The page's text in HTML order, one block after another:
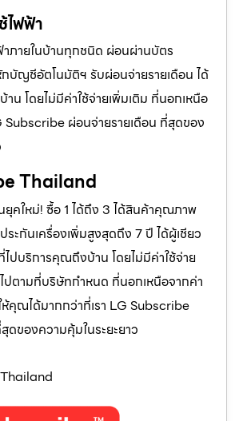
ไฟฟ้า
าภายในบ้านทุกชนิด ผ่อนผ่านบัตร
บัญชีอัตโนมัติฯ รับผ่อนจ่ายรายเดือน ได้
น โดยไม่มีค่าใช้จ่ายเพิ่มเติม ที่นอกเหนือ
Subscribe ผ่อนจ่ายรายเดือน ที่สุดของ
Thailand
ยุคใหม่! ซื้อ 1 ได้ถึง 3 ได้สินค้าคุณภาพ
ระกันเครื่องเพิ่มสูงสุดถึง 7 ปี ได้ผู้เชียว
ปบริการคุณถึงบ้าน โดยไม่มีค่าใช้จ่าย
ไปตามที่บริษัทกำหนด ที่นอกเหนือจากค่า
ห้คุณได้มากกว่าที่เรา LG Subscribe
ดของความคุ้มในระยะยาว